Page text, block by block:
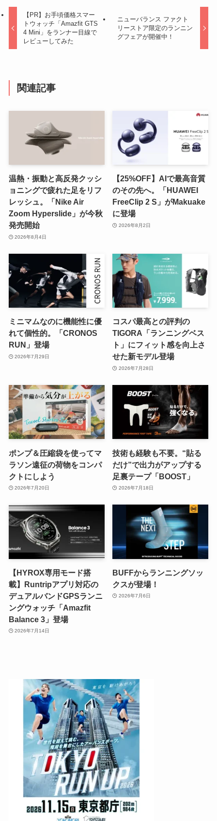
【PR】お手頃価格スマー
トウォッチ「Amazfit GTS
4 Mini」をランナー目線で
レビューしてみた
ニューバランス ファクト
リーストア限定のランニン
グフェアが開催中！
関連記事
温熱・振動と高反発クッシ
ョニングで疲れた足をリフ
レッシュ。「Nike Air
Zoom Hyperslide」が今秋
発売開始
2026年8月4日
【25%OFF】AIで最高音質
のその先へ。「HUAWEI
FreeClip 2 S」がMakuake
に登場
2026年8月2日
ミニマムなのに機能性に優
れて個性的。「CRONOS
RUN」登場
2026年7月29日
コスパ最高との評判の
TIGORA「ランニングベス
ト」にフィット感を向上さ
せた新モデル登場
2026年7月28日
ポンプ＆圧縮袋を使ってマ
ラソン遠征の荷物をコンパ
クトにしよう
2026年7月20日
技術も経験も不要。“貼る
だけ”で出力がアップする
足裏テープ「BOOST」
2026年7月18日
【HYROX専用モード搭
載】Runtripアプリ対応の
デュアルバンドGPSランニ
ングウォッチ「Amazfit
Balance 3」登場
2026年7月14日
BUFFからランニングソッ
クスが登場！
2026年7月6日